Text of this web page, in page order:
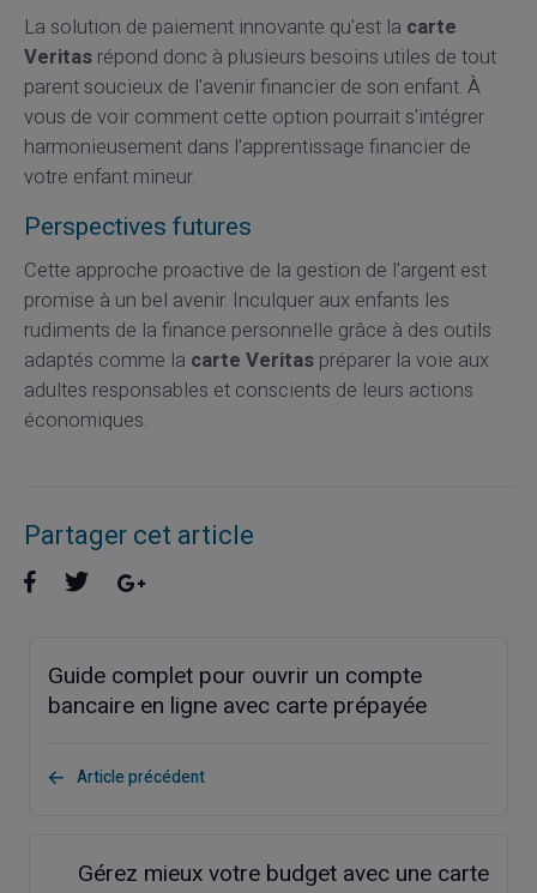
La solution de paiement innovante qu'est la carte
Veritasrépond donc à plusieurs besoins utiles de tout
parent soucieux de l'avenir financier de son enfant. À
vous de voir comment cette option pourrait s'intégrer
harmonieusement dans l'apprentissage financier de
votre enfant mineur.
Perspectives futures
Cette approche proactive de la gestion de l'argent est
promise à un bel avenir. Inculquer aux enfants les
rudiments de la finance personnelle grâce à des outils
adaptés comme la carte Veritaspréparer la voie aux
adultes responsables et conscients de leurs actions
économiques.
Partager cet article
Guide complet pour ouvrir un compte
bancaire en ligne avec carte prépayée
Article précédent
Gérez mieux votre budget avec une carte